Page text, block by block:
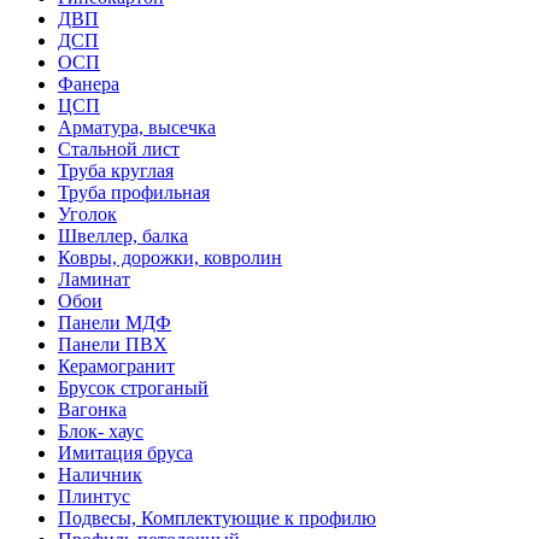
ДВП
ДСП
ОСП
Фанера
ЦСП
Арматура, высечка
Стальной лист
Труба круглая
Труба профильная
Уголок
Швеллер, балка
Ковры, дорожки, ковролин
Ламинат
Обои
Панели МДФ
Панели ПВХ
Керамогранит
Брусок строганый
Вагонка
Блок- хаус
Имитация бруса
Наличник
Плинтус
Подвесы, Комплектующие к профилю